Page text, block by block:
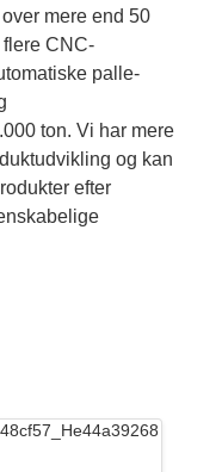
mere end 50
CNC-
palle-
ton. Vi har mere
og kan
efter